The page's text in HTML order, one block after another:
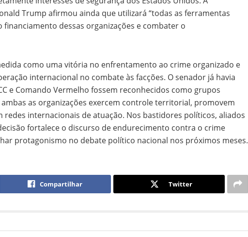
Trump afirmou ainda que utilizará “todas as ferramentas
dessas organizações e combater o
como uma vitória no enfrentamento ao crime organizado e
internacional no combate às facções. O senador já havia
e Comando Vermelho fossem reconhecidos como grupos
as organizações exercem controle territorial, promovem
redes internacionais de atuação. Nos bastidores políticos, aliados
fortalece o discurso de endurecimento contra o crime
protagonismo no debate político nacional nos próximos meses.
Compartilhar Twitter